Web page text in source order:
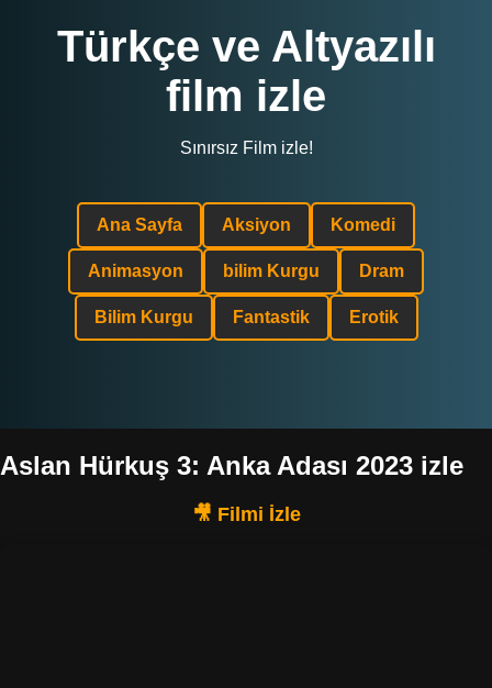
Türkçe ve Altyazılı
film izle
Sınırsız Film izle!
Ana Sayfa Aksiyon Komedi
Animasyon bilim Kurgu Dram
Bilim Kurgu Fantastik Erotik
Aslan Hürkuş 3: Anka Adası 2023 izle